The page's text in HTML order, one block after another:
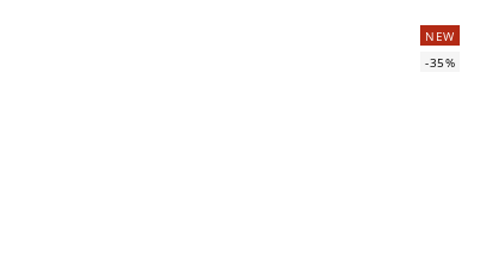
NEW
-35%